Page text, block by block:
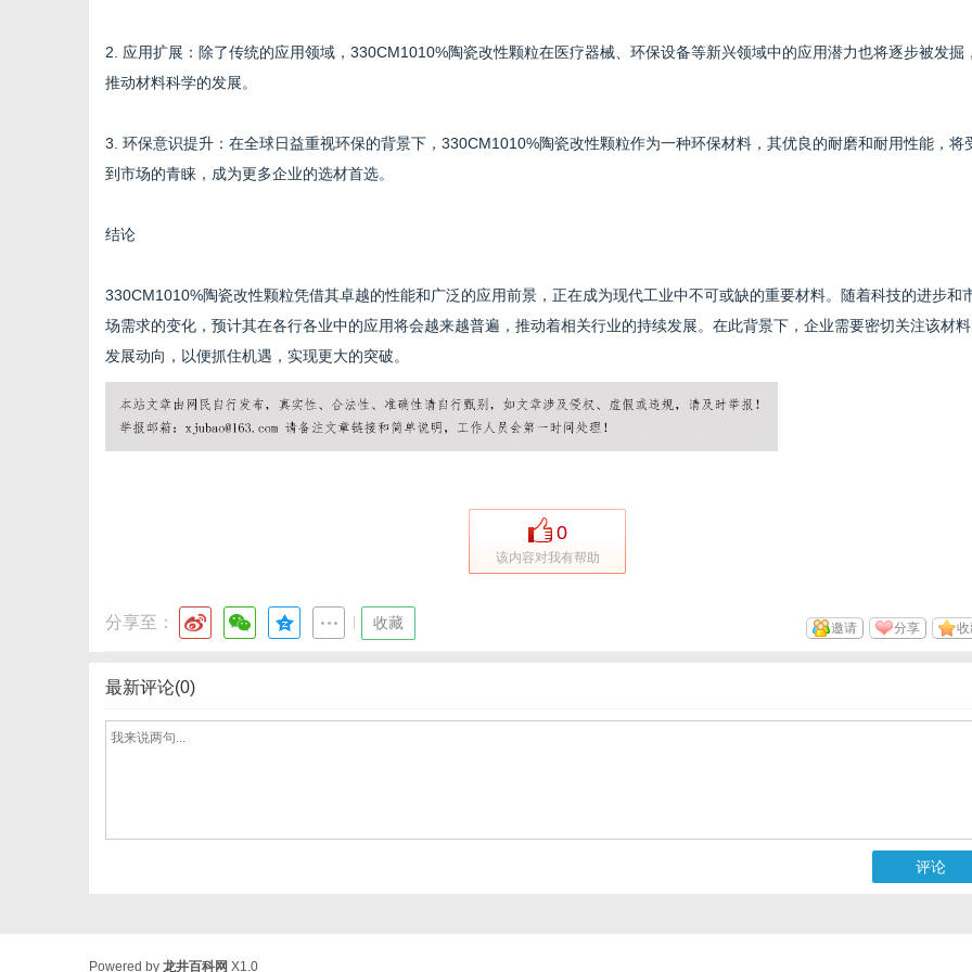
2. 应用扩展：除了传统的应用领域，330CM1010%陶瓷改性颗粒在医疗器械、环保设备等新兴领域中的应用潜力也将逐步被发掘，
推动材料科学的发展。
3. 环保意识提升：在全球日益重视环保的背景下，330CM1010%陶瓷改性颗粒作为一种环保材料，其优良的耐磨和耐用性能，将
到市场的青睐，成为更多企业的选材首选。
结论
330CM1010%陶瓷改性颗粒凭借其卓越的性能和广泛的应用前景，正在成为现代工业中不可或缺的重要材料。随着科技的进步和
场需求的变化，预计其在各行各业中的应用将会越来越普遍，推动着相关行业的持续发展。在此背景下，企业需要密切关注该材
发展动向，以便抓住机遇，实现更大的突破。
0
该内容对我有帮助
分享至： 收藏 分享
邀请
最新评论(0)
评论
Powered by 龙井百科网 X1.0